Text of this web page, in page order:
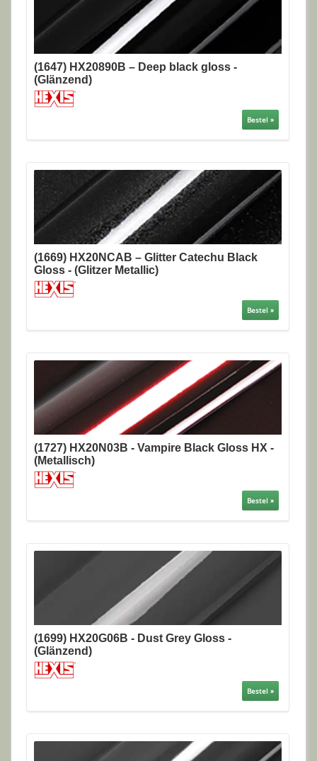
(1647) HX20890B – Deep black gloss -
(Glänzend)
Bestel »
(1669) HX20NCAB – Glitter Catechu Black
Gloss - (Glitzer Metallic)
Bestel »
(1727) HX20N03B - Vampire Black Gloss HX -
(Metallisch)
Bestel »
(1699) HX20G06B - Dust Grey Gloss -
(Glänzend)
Bestel »